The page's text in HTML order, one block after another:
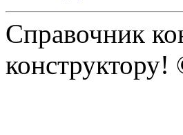
Справочник